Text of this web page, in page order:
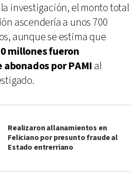
investigación, el monto total
ascendería a unos 700
aunque se estima que
millones fueron
por PAMI al
Realizaron allanamientos en
Feliciano por presunto fraude al
Estado entrerriano